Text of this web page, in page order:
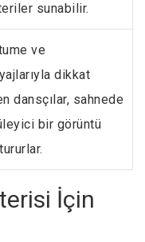
sunabilir.
ve
dikkat
dansçılar, sahnede
bir görüntü
İçin